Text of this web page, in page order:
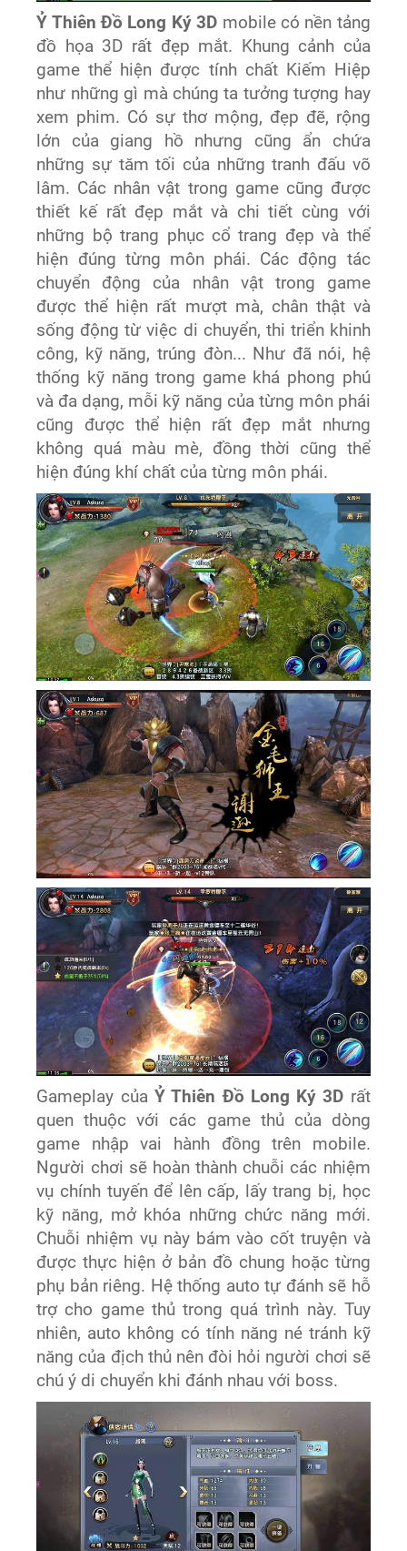
Ỷ Thiên Đồ Long Ký 3D mobile có nền tảng
đồ họa 3D rất đẹp mắt. Khung cảnh của
game thể hiện được tính chất Kiếm Hiệp
như những gì mà chúng ta tưởng tượng hay
xem phim. Có sự thơ mộng, đẹp đẽ, rộng
lớn của giang hồ nhưng cũng ẩn chứa
những sự tăm tối của những tranh đấu võ
lâm. Các nhân vật trong game cũng được
thiết kế rất đẹp mắt và chi tiết cùng với
những bộ trang phục cổ trang đẹp và thể
hiện đúng từng môn phái. Các động tác
chuyển động của nhân vật trong game
được thể hiện rất mượt mà, chân thật và
sống động từ việc di chuyển, thi triển khinh
công, kỹ năng, trúng đòn... Như đã nói, hệ
thống kỹ năng trong game khá phong phú
và đa dạng, mỗi kỹ năng của từng môn phái
cũng được thể hiện rất đẹp mắt nhưng
không quá màu mè, đồng thời cũng thể
hiện đúng khí chất của từng môn phái.
Gameplay của Ỷ Thiên Đồ Long Ký 3D rất
quen thuộc với các game thủ của dòng
game nhập vai hành đồng trên mobile.
Người chơi sẽ hoàn thành chuỗi các nhiệm
vụ chính tuyến để lên cấp, lấy trang bị, học
kỹ năng, mở khóa những chức năng mới.
Chuỗi nhiệm vụ này bám vào cốt truyện và
được thực hiện ở bản đồ chung hoặc từng
phụ bản riêng. Hệ thống auto tự đánh sẽ hỗ
trợ cho game thủ trong quá trình này. Tuy
nhiên, auto không có tính năng né tránh kỹ
năng của địch thủ nên đòi hỏi người chơi sẽ
chú ý di chuyển khi đánh nhau với boss.